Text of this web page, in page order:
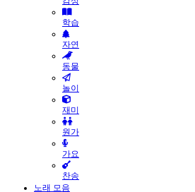
학습
자연
동물
놀이
재미
원가
가요
찬송
노래 모음